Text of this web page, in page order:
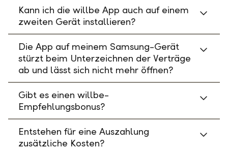
Kann ich die willbe App auch auf einem
zweiten Gerät installieren?
Die App auf meinem Samsung-Gerät
stürzt beim Unterzeichnen der Verträge
ab und lässt sich nicht mehr öffnen?
Gibt es einen willbe-
Empfehlungsbonus?
Entstehen für eine Auszahlung
zusätzliche Kosten?